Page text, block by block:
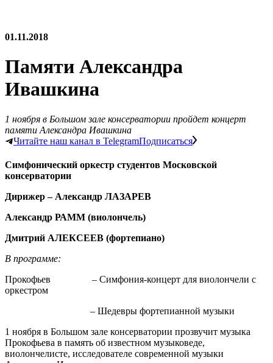
01.11.2018
Памяти Александра
Ивашкина
1 ноября в Большом зале консерватории пройдет концерт
памяти Александра Ивашкина
Читайте наш канал в TelegramПодписаться
Симфонический оркестр студентов Московской
консерватории
Дирижер – Александр ЛАЗАРЕВ
Александр РАММ (виолончель)
Дмитрий АЛЕКСЕЕВ (фортепиано)
В программе:
Прокофьев – Симфония-концерт для виолончели с
оркестром
– Шедевры фортепианной музыки
1 ноября в Большом зале консерватории прозвучит музыка
Прокофьева в память об известном музыковеде,
виолончелисте, исследователе современной музыки